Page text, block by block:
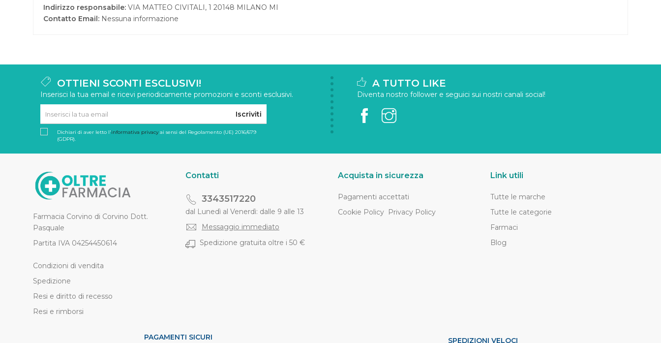
Indirizzo responsabile: VIA MATTEO CIVITALI, 1 20148 MILANO MI
Contatto Email: Nessuna informazione
OTTIENI SCONTI ESCLUSIVI!
Inserisci la tua email e ricevi periodicamente promozioni e sconti esclusivi.
Iscriviti
Dichiari di aver letto l'informativa privacyai sensi del Regolamento (UE) 2016/679
(GDPR).
A TUTTO LIKE
Diventa nostro follower e seguici sui nostri canali social!
Farmacia Corvino di Corvino Dott.
Pasquale
Partita IVA 04254450614
Condizioni di vendita
Spedizione
Resi e diritto di recesso
Resi e rimborsi
Contatti
3343517220
dal Lunedì al Venerdì: dalle 9 alle 13
Messaggio immediato
Spedizione gratuita oltre i 50 €
Acquista in sicurezza
Pagamenti accettati
Cookie Policy Privacy Policy
Link utili
Tutte le marche
Tutte le categorie
Farmaci
Blog
PAGAMENTI SICURI
SPEDIZIONI VELOCI